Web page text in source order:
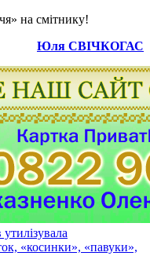
Юля СВІЧКОГАС
«косинки», «павуки»,